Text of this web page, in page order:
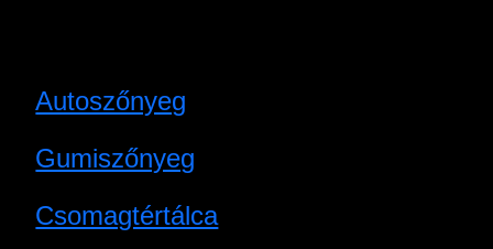
Autoszőnyeg
Gumiszőnyeg
Csomagtértálca